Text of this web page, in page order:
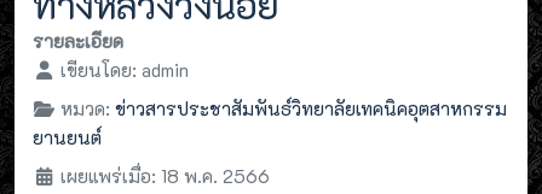
รายละเอียด
เขียนโดย: admin
หมวด: ข่าวสารประชาสัมพันธ์วิทยาลัยเทคนิคอุตสาหกรรม
ยานยนต์
เผยแพร่เมื่อ: 18 พ.ค. 2566